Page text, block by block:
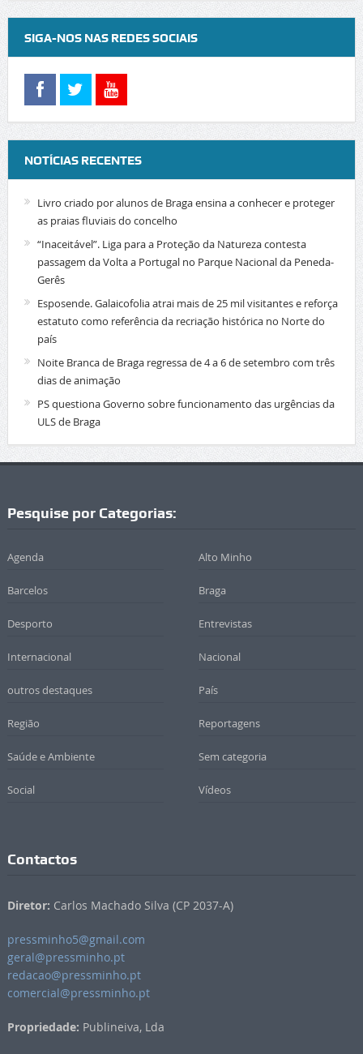
SIGA-NOS NAS REDES SOCIAIS
NOTÍCIAS RECENTES
Livro criado por alunos de Braga ensina a conhecer e proteger
as praias fluviais do concelho
“Inaceitável”. Liga para a Proteção da Natureza contesta
passagem da Volta a Portugal no Parque Nacional da Peneda-
Gerês
Esposende. Galaicofolia atrai mais de 25 mil visitantes e reforça
estatuto como referência da recriação histórica no Norte do
país
Noite Branca de Braga regressa de 4 a 6 de setembro com três
dias de animação
PS questiona Governo sobre funcionamento das urgências da
ULS de Braga
Pesquise por Categorias:
Agenda Alto Minho
Barcelos Braga
Desporto Entrevistas
Internacional Nacional
outros destaques País
Região Reportagens
Saúde e Ambiente Sem categoria
Social Vídeos
Contactos
Diretor: Carlos Machado Silva (CP 2037-A)
pressminho5@gmail.com
geral@pressminho.pt
redacao@pressminho.pt
comercial@pressminho.pt
Propriedade: Publineiva, Lda